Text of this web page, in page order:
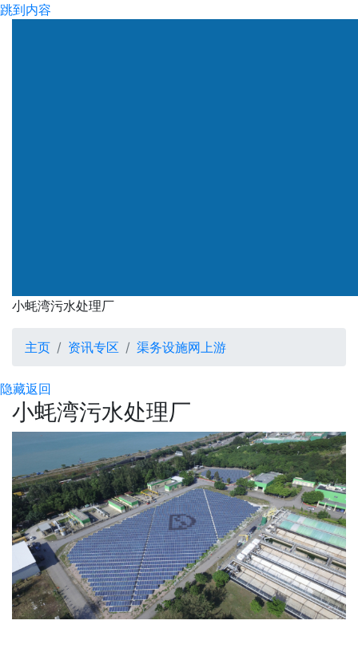
跳到内容
小蚝湾污水处理厂
小蚝湾污水处理厂
主页 资讯专区 渠务设施网上游
隐藏返回
小蚝湾污水处理厂